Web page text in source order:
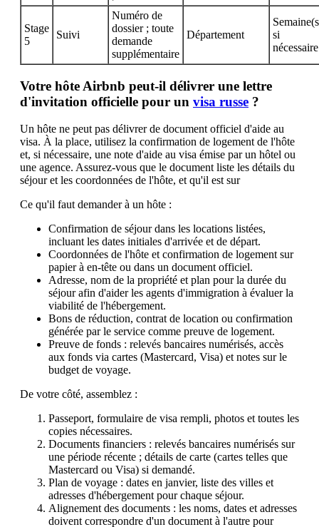
Stage
5
Suivi
Numéro de
dossier ; toute
demande
supplémentaire
Département
si
nécessaire
Votre hôte Airbnb peut-il délivrer une lettre
d'invitation officielle pour un visa russe ?
Un hôte ne peut pas délivrer de document officiel d'aide au
visa. À la place, utilisez la confirmation de logement de l'hôte
et, si nécessaire, une note d'aide au visa émise par un hôtel ou
une agence. Assurez-vous que le document liste les détails du
séjour et les coordonnées de l'hôte, et qu'il est sur
Ce qu'il faut demander à un hôte :
Confirmation de séjour dans les locations listées,
incluant les dates initiales d'arrivée et de départ.
Coordonnées de l'hôte et confirmation de logement sur
papier à en-tête ou dans un document officiel.
Adresse, nom de la propriété et plan pour la durée du
séjour afin d'aider les agents d'immigration à évaluer la
viabilité de l'hébergement.
Bons de réduction, contrat de location ou confirmation
générée par le service comme preuve de logement.
Preuve de fonds : relevés bancaires numérisés, accès
aux fonds via cartes (Mastercard, Visa) et notes sur le
budget de voyage.
De votre côté, assemblez :
Passeport, formulaire de visa rempli, photos et toutes les
copies nécessaires.
Documents financiers : relevés bancaires numérisés sur
une période récente ; détails de carte (cartes telles que
Mastercard ou Visa) si demandé.
Plan de voyage : dates en janvier, liste des villes et
adresses d'hébergement pour chaque séjour.
Alignement des documents : les noms, dates et adresses
doivent correspondre d'un document à l'autre pour